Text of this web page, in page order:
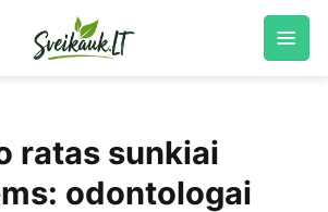
ratas sunkiai
odontologai